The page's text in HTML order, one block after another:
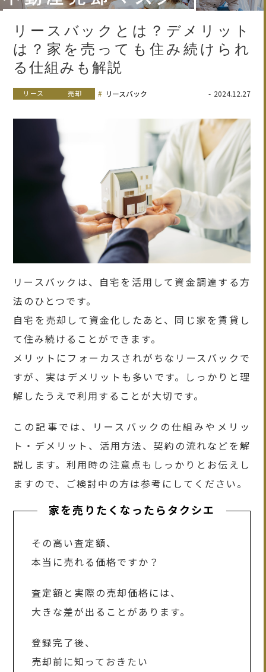
リースバックとは？デメリット
は？家を売っても住み続けられ
る仕組みも解説
リース 売却 リースバック 2024.12.27
リースバックは、自宅を活用して資金調達する方
法のひとつです。
自宅を売却して資金化したあと、同じ家を賃貸し
て住み続けることができます。
メリットにフォーカスされがちなリースバックで
すが、実はデメリットも多いです。しっかりと理
解したうえで利用することが大切です。
この記事では、リースバックの仕組みやメリッ
ト・デメリット、活用方法、契約の流れなどを解
説します。利用時の注意点もしっかりとお伝えし
ますので、ご検討中の方は参考にしてください。
家を売りたくなったらタクシエ
その高い査定額、
本当に売れる価格ですか？
査定額と実際の売却価格には、
大きな差が出ることがあります。
登録完了後、
売却前に知っておきたい